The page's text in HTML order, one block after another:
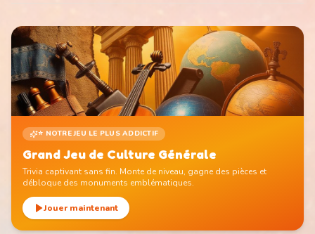
⭐ NOTRE JEU LE PLUS ADDICTIF
Grand Jeu de Culture Générale
Trivia captivant sans fin. Monte de niveau, gagne des pièces et
débloque des monuments emblématiques.
Jouer maintenant